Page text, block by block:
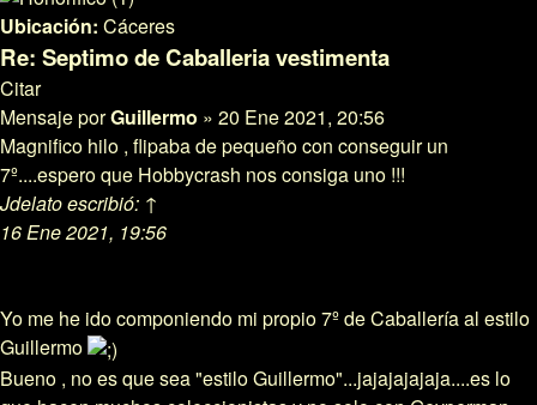
Ubicación: Cáceres
Re: Septimo de Caballeria vestimenta
Citar
MensajeporGuillermo » 20 Ene 2021, 20:56
Magnifico hilo , flipaba de pequeño con conseguir un
7º....espero que Hobbycrash nos consiga uno !!!
Jdelatoescribió: ↑
16 Ene 2021, 19:56
Yo me he ido componiendo mi propio 7º de Caballería al estilo
Guillermo
Bueno , no es que sea "estilo Guillermo"...jajajajajaja....es lo